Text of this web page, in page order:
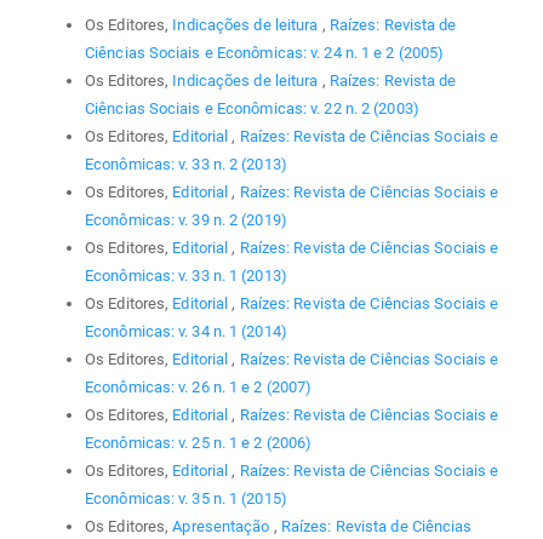
Os Editores, Indicações de leitura , Raízes: Revista de
Ciências Sociais e Econômicas: v. 24 n. 1 e 2 (2005)
Os Editores, Indicações de leitura , Raízes: Revista de
Ciências Sociais e Econômicas: v. 22 n. 2 (2003)
Os Editores, Editorial, Raízes: Revista de Ciências Sociais e
Econômicas: v. 33 n. 2 (2013)
Os Editores, Editorial, Raízes: Revista de Ciências Sociais e
Econômicas: v. 39 n. 2 (2019)
Os Editores, Editorial, Raízes: Revista de Ciências Sociais e
Econômicas: v. 33 n. 1 (2013)
Os Editores, Editorial, Raízes: Revista de Ciências Sociais e
Econômicas: v. 34 n. 1 (2014)
Os Editores, Editorial, Raízes: Revista de Ciências Sociais e
Econômicas: v. 26 n. 1 e 2 (2007)
Os Editores, Editorial, Raízes: Revista de Ciências Sociais e
Econômicas: v. 25 n. 1 e 2 (2006)
Os Editores, Editorial, Raízes: Revista de Ciências Sociais e
Econômicas: v. 35 n. 1 (2015)
Os Editores,Apresentação , Raízes: Revista de Ciências